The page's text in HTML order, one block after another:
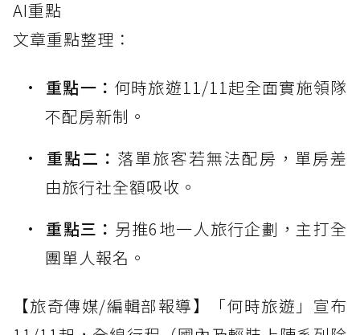
AI重點
文章重點整理：
重點一： 何時旅遊11/11起全面實施領隊
不配房新制。
重點二： 落單旅客若無法配房，單房差
由旅行社全額吸收。
重點三： 另推6地一人旅行企劃，主打全
團單人報名。
【旅奇傳媒/編輯部報導】「何時旅遊」宣布